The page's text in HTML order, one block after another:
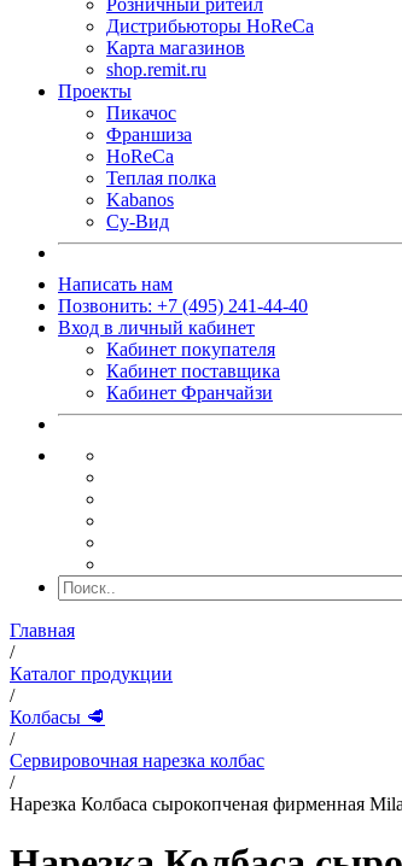
Розничный ритейл
Дистрибьюторы HoReCa
Карта магазинов
shop.remit.ru
Проекты
Пикачос
Франшиза
HoReCa
Теплая полка
Kabanos
Су-Вид
Написать нам
Позвонить: +7 (495) 241-44-40
Вход в личный кабинет
Кабинет покупателя
Кабинет поставщика
Кабинет Франчайзи
Главная
/
Каталог продукции
/
Колбасы 🥩
/
Сервировочная нарезка колбас
/
Нарезка Колбаса сырокопченая фирменная